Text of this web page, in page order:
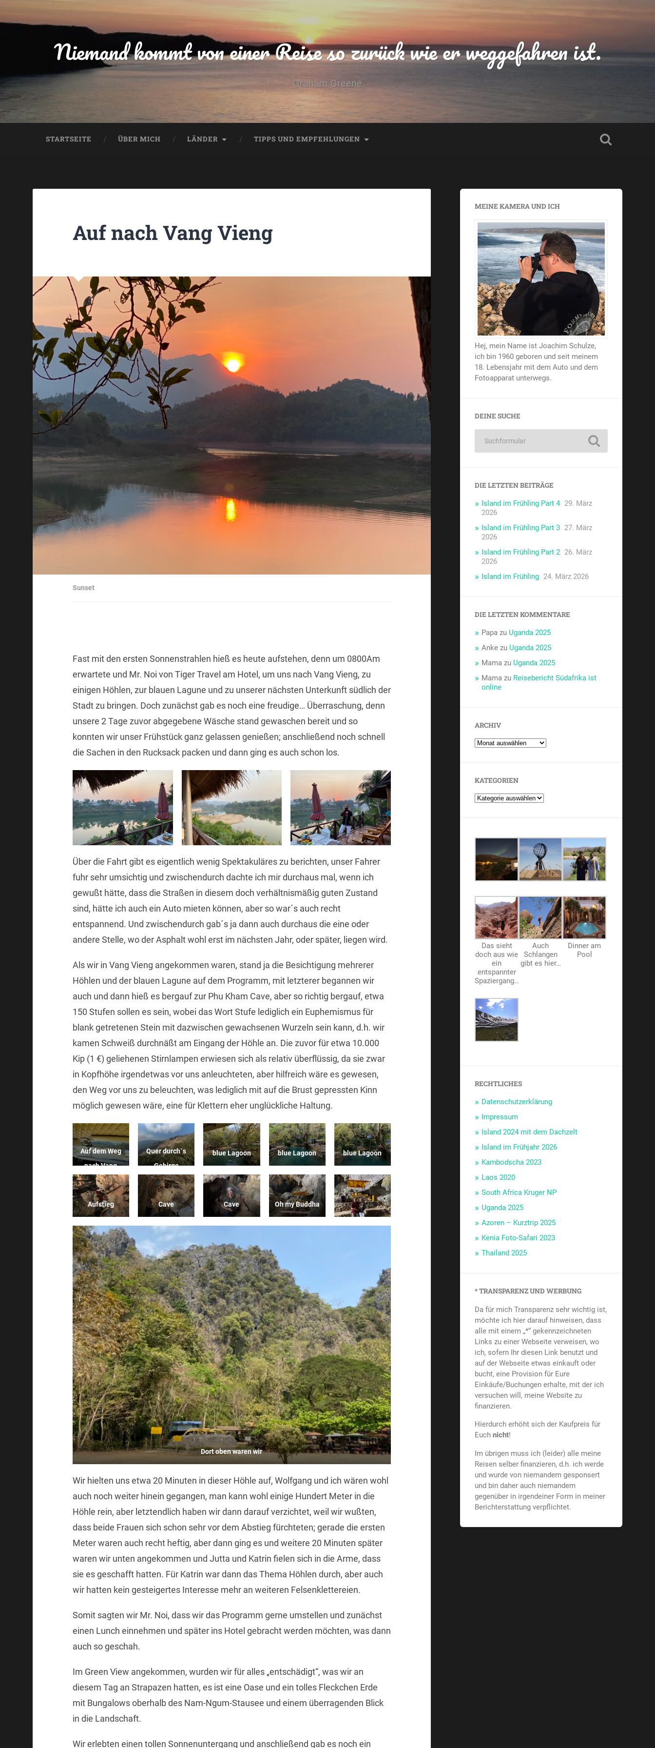
Niemand kommt von einer Reise so zurück wie er weggefahren ist.
Graham Greene
STARTSEITE ÜBER MICH LÄNDER TIPPS UND EMPFEHLUNGEN
Auf nach Vang Vieng
Sunset
Fast mit den ersten Sonnenstrahlen hieß es heute aufstehen, denn um 0800Am
erwartete und Mr. Noi von Tiger Travel am Hotel, um uns nach Vang Vieng, zu
einigen Höhlen, zur blauen Lagune und zu unserer nächsten Unterkunft südlich der
Stadt zu bringen. Doch zunächst gab es noch eine freudige… Überraschung, denn
unsere 2 Tage zuvor abgegebene Wäsche stand gewaschen bereit und so
konnten wir unser Frühstück ganz gelassen genießen; anschließend noch schnell
die Sachen in den Rucksack packen und dann ging es auch schon los.
Über die Fahrt gibt es eigentlich wenig Spektakuläres zu berichten, unser Fahrer
fuhr sehr umsichtig und zwischendurch dachte ich mir durchaus mal, wenn ich
gewußt hätte, dass die Straßen in diesem doch verhältnismäßig guten Zustand
sind, hätte ich auch ein Auto mieten können, aber so war´s auch recht
entspannend. Und zwischendurch gab´s ja dann auch durchaus die eine oder
andere Stelle, wo der Asphalt wohl erst im nächsten Jahr, oder später, liegen wird.
Als wir in Vang Vieng angekommen waren, stand ja die Besichtigung mehrerer
Höhlen und der blauen Lagune auf dem Programm, mit letzterer begannen wir
auch und dann hieß es bergauf zur Phu Kham Cave, aber so richtig bergauf, etwa
150 Stufen sollen es sein, wobei das Wort Stufe lediglich ein Euphemismus für
blank getretenen Stein mit dazwischen gewachsenen Wurzeln sein kann, d.h. wir
kamen Schweiß durchnäßt am Eingang der Höhle an. Die zuvor für etwa 10.000
Kip (1 €) geliehenen Stirnlampen erwiesen sich als relativ überflüssig, da sie zwar
in Kopfhöhe irgendetwas vor uns anleuchteten, aber hilfreich wäre es gewesen,
den Weg vor uns zu beleuchten, was lediglich mit auf die Brust gepressten Kinn
möglich gewesen wäre, eine für Klettern eher unglückliche Haltung.
Auf dem Weg
nach Vang
Vieng
Quer durch´s
Gebirge
blue Lagoon blue Lagoon blue Lagoon
Aufstieg Cave Cave Oh my Buddha
Dort oben waren wir
Wir hielten uns etwa 20 Minuten in dieser Höhle auf, Wolfgang und ich wären wohl
auch noch weiter hinein gegangen, man kann wohl einige Hundert Meter in die
Höhle rein, aber letztendlich haben wir dann darauf verzichtet, weil wir wußten,
dass beide Frauen sich schon sehr vor dem Abstieg fürchteten; gerade die ersten
Meter waren auch recht heftig, aber dann ging es und weitere 20 Minuten später
waren wir unten angekommen und Jutta und Katrin fielen sich in die Arme, dass
sie es geschafft hatten. Für Katrin war dann das Thema Höhlen durch, aber auch
wir hatten kein gesteigertes Interesse mehr an weiteren Felsenklettereien.
Somit sagten wir Mr. Noi, dass wir das Programm gerne umstellen und zunächst
einen Lunch einnehmen und später ins Hotel gebracht werden möchten, was dann
auch so geschah.
Im Green View angekommen, wurden wir für alles „entschädigt“, was wir an
diesem Tag an Strapazen hatten, es ist eine Oase und ein tolles Fleckchen Erde
mit Bungalows oberhalb des Nam-Ngum-Stausee und einem überragenden Blick
in die Landschaft.
Wir erlebten einen tollen Sonnenuntergang und anschließend gab es noch ein
MEINE KAMERA UND ICH
Hej, mein Name ist Joachim Schulze,
ich bin 1960 geboren und seit meinem
18. Lebensjahr mit dem Auto und dem
Fotoapparat unterwegs.
DEINE SUCHE
DIE LETZTEN BEITRÄGE
Island im Frühling Part 4 29. März
2026
Island im Frühling Part 3 27. März
2026
Island im Frühling Part 2 26. März
2026
Island im Frühling 24. März 2026
DIE LETZTEN KOMMENTARE
Papa zu Uganda 2025
Anke zu Uganda 2025
Mama zu Uganda 2025
Mama zu Reisebericht Südafrika ist
online
ARCHIV
KATEGORIEN
Das sieht
doch aus wie
ein
entspannter
Spaziergang…
Auch
Schlangen
gibt es hier…
Dinner am
Pool
RECHTLICHES
Datenschutzerklärung
Impressum
Island 2024 mit dem Dachzelt
Island im Frühjahr 2026
Kambodscha 2023
Laos 2020
South Africa Kruger NP
Uganda 2025
Azoren – Kurztrip 2025
Kenia Foto-Safari 2023
Thailand 2025
* TRANSPARENZ UND WERBUNG
Da für mich Transparenz sehr wichtig ist,
möchte ich hier darauf hinweisen, dass
alle mit einem „*“ gekennzeichneten
Links zu einer Webseite verweisen, wo
ich, sofern Ihr diesen Link benutzt und
auf der Webseite etwas einkauft oder
bucht, eine Provision für Eure
Einkäufe/Buchungen erhalte, mit der ich
versuchen will, meine Website zu
finanzieren.
Hierdurch erhöht sich der Kaufpreis für
Euchnicht!
Im übrigen muss ich (leider) alle meine
Reisen selber finanzieren, d.h. ich werde
und wurde von niemandem gesponsert
und bin daher auch niemandem
gegenüber in irgendeiner Form in meiner
Berichterstattung verpflichtet.